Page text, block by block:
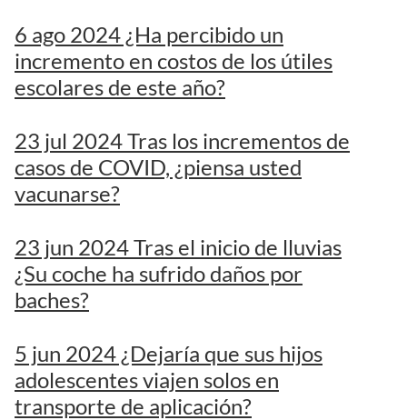
6 ago 2024 ¿Ha percibido un
incremento en costos de los útiles
escolares de este año?
23 jul 2024 Tras los incrementos de
casos de COVID, ¿piensa usted
vacunarse?
23 jun 2024 Tras el inicio de lluvias
¿Su coche ha sufrido daños por
baches?
5 jun 2024 ¿Dejaría que sus hijos
adolescentes viajen solos en
transporte de aplicación?